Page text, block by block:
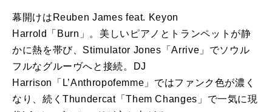
幕開けはReuben James feat. Keyon
Harrold「Burn」。美しいピアノとトランペットが静
かに熱を帯び、Stimulator Jones「Arrive」でソウル
フルなグルーヴへと接続。DJ
Harrison「L’Anthropofemme」ではファンク色が濃く
なり、続くThundercat「Them Changes」で一気に現